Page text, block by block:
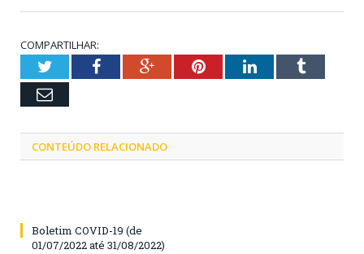
COMPARTILHAR:
TwitterFacebookGoogle+PinterestLinkedInTumblr
Email
CONTEÚDO RELACIONADO
Boletim COVID-19 (de
01/07/2022 até 31/08/2022)